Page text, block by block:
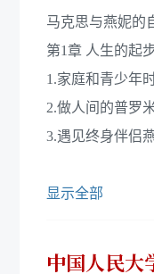
马克思与燕妮的
第1章 人生的起
1.家庭和青少年
2.做人间的普罗
3.遇见终身伴侣
显示全部
中国人民大